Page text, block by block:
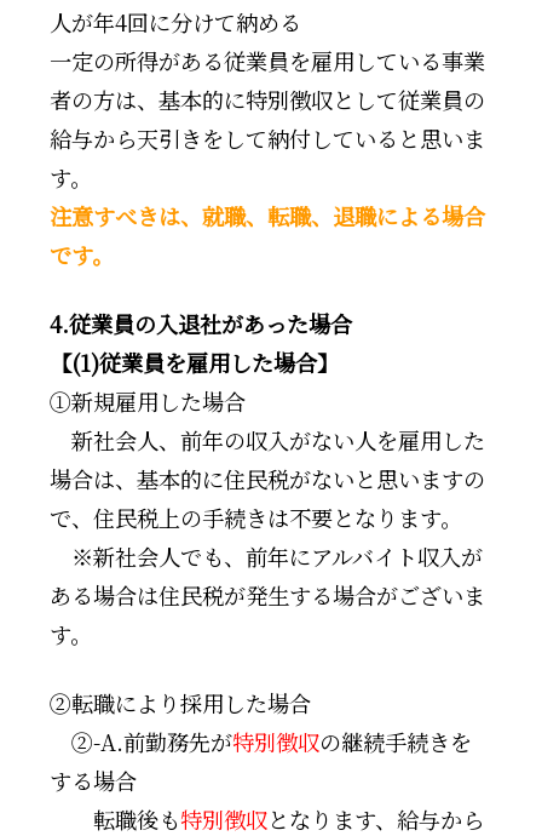
人が年4回に分けて納める
一定の所得がある従業員を雇用している事業
者の方は、基本的に特別徴収として従業員の
給与から天引きをして納付していると思いま
す。
注意すべきは、就職、転職、退職による場合
です。
4.従業員の入退社があった場合
【(1)従業員を雇用した場合】
①新規雇用した場合
新社会人、前年の収入がない人を雇用した
場合は、基本的に住民税がないと思いますの
で、住民税上の手続きは不要となります。
※新社会人でも、前年にアルバイト収入が
ある場合は住民税が発生する場合がございま
す。
②転職により採用した場合
②-A.前勤務先が特別徴収の継続手続きを
する場合
転職後も特別徴収となります、給与から